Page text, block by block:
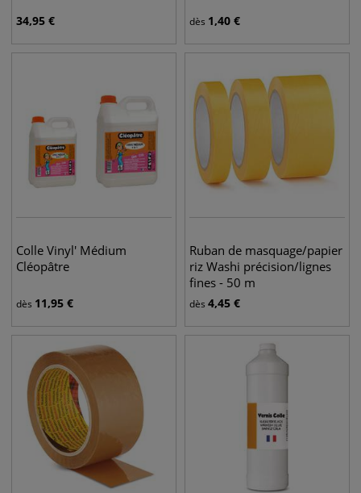
34,95 € dès 1,40 €
Colle Vinyl' Médium
Cléopâtre
dès 11,95 €
Ruban de masquage/papier
riz Washi précision/lignes
fines - 50 m
dès 4,45 €